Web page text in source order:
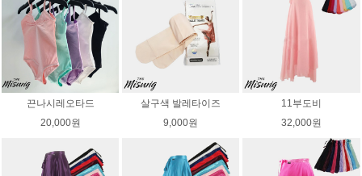
끈나시레오타드
20,000원
살구색 발레타이즈
9,000원
11부도비
32,000원